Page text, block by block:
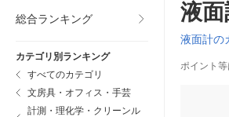
総合ランキング
カテゴリ別ランキング
すべてのカテゴリ
文房具・オフィス・手芸
計測・理化学・クリーンル
液
液面計の
ポイント